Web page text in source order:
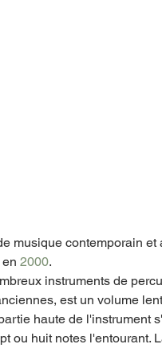
musique contemporain
en 2000.
instruments de
est un volume
haute de l'instrument
ou huit notes l'entourant.